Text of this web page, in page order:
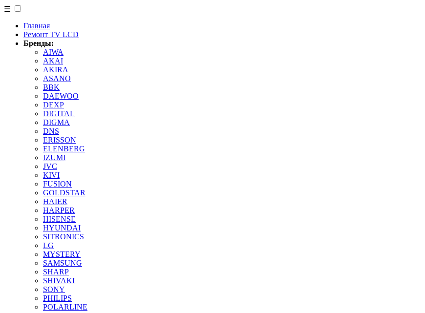
☰
Главная
Ремонт TV LCD
Бренды:
AIWA
AKAI
AKIRA
ASANO
BBK
DAEWOO
DEXP
DIGITAL
DIGMA
DNS
ERISSON
ELENBERG
IZUMI
JVC
KIVI
FUSION
GOLDSTAR
HAIER
HARPER
HISENSE
HYUNDAI
SITRONICS
LG
MYSTERY
SAMSUNG
SHARP
SHIVAKI
SONY
PHILIPS
POLARLINE